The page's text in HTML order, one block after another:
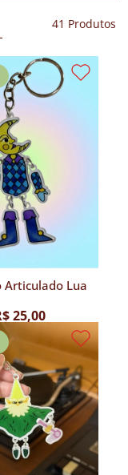
41 Produtos
Articulado Lua
25,00